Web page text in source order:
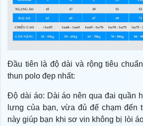
Đầu tiên là độ dài và rộng tiêu
thun polo đẹp nhất:
Độ dài áo: Dài áo nên qua đai quần
lưng của bạn, vừa đủ để chạm đến
này giúp bạn khi sơ vin không bị lòi